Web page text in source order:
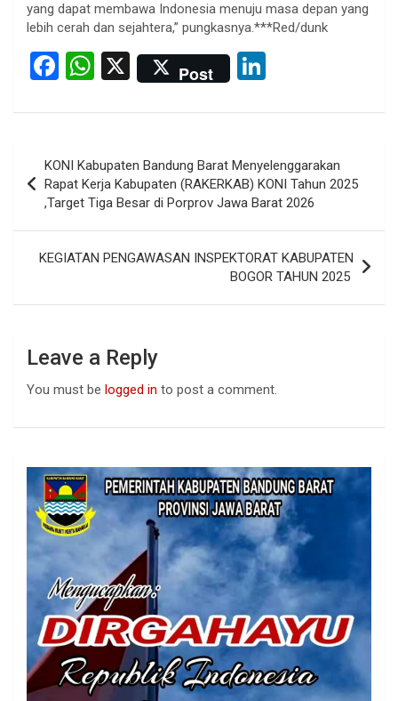
yang dapat membawa Indonesia menuju masa depan yang
lebih cerah dan sejahtera,” pungkasnya.***Red/dunk
F
ce
b
o
o
k
W
at
A
p
p
X Post
ke
dI
n
navigation
KONI Kabupaten Bandung Barat Menyelenggarakan
Rapat Kerja Kabupaten (RAKERKAB) KONI Tahun 2025
,Target Tiga Besar di Porprov Jawa Barat 2026
KEGIATAN PENGAWASAN INSPEKTORAT KABUPATEN
BOGOR TAHUN 2025
Leave a Reply
You must be logged in to post a comment.